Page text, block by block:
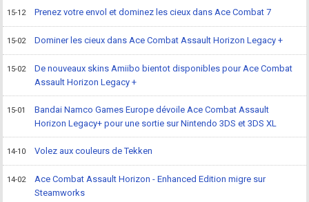
15-12 Prenez votre envol et dominez les cieux dans Ace Combat 7
15-02 Dominer les cieux dans Ace Combat Assault Horizon Legacy +
15-02
De nouveaux skins Amiibo bientot disponibles pour Ace Combat
Assault Horizon Legacy +
15-01
Bandai Namco Games Europe dévoile Ace Combat Assault
Horizon Legacy+ pour une sortie sur Nintendo 3DS et 3DS XL
14-10 Volez aux couleurs de Tekken
14-02
Ace Combat Assault Horizon - Enhanced Edition migre sur
Steamworks